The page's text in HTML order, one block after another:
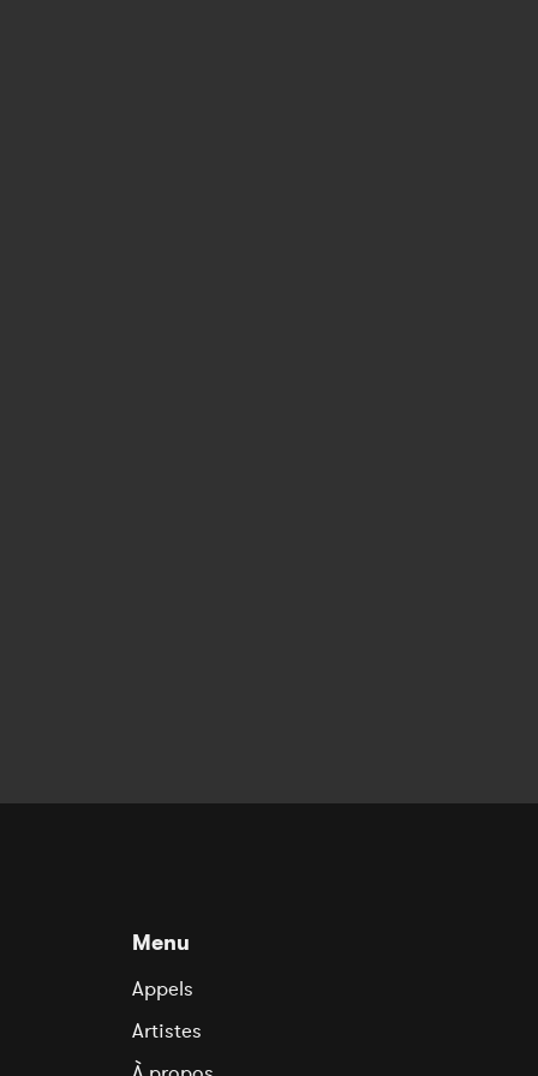
Menu
Appels
Artistes